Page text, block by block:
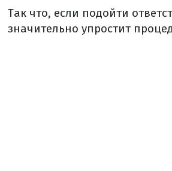
Так что, если подойти
значительно упростит